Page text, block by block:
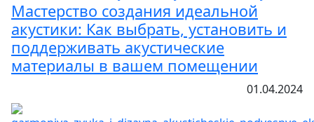
Мастерство создания идеальной
акустики: Как выбрать, установить и
поддерживать акустические
материалы в вашем помещении
01.04.2024